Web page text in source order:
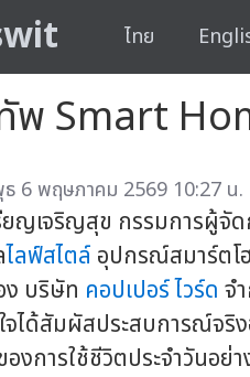
ไทย
พ Smart
6 พฤษภาคม 2569 10:27 น.
ญเจริญสุข กรรมการผู้จัด
ไลฟ์สไตล์ อุปกรณ์สมาร์ตโ
ง บริษัท คอปเปอร์ ไวร์ด จ
จได้สัมผัสประสบการณ์จริ
องการใช้ชีวิตประจำวันอ